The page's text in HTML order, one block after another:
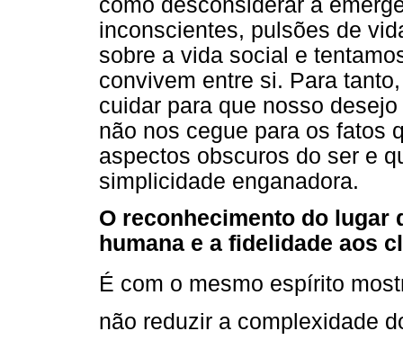
como desconsiderar a
inconscientes, pulsões de
sobre a vida social e
convivem entre si. Para
cuidar para que nosso
não nos cegue para os fatos
aspectos obscuros do ser e
simplicidade enganadora.
O reconhecimento do lugar
humana e a fidelidade aos
É com o mesmo espírito
não reduzir a complexidade